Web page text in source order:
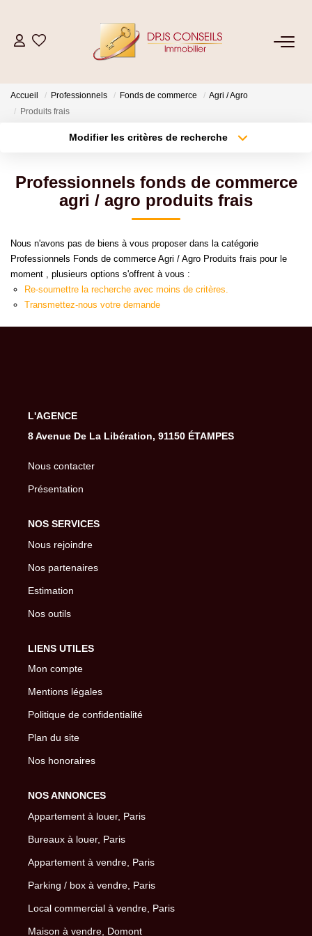
ESTIMER
VENDRE
GESTION LOCATIVE
Location De Votre Bien
Accueil Professionnels Fonds de commerce
Agri / Agro
Produits frais
Modifier les critères de recherche
Sélectionnez...
Type de bien
Surface min
Créer une alerte
Professionnels fonds de commerce
agri / agro produits frais
Nous n'avons pas de biens à vous proposer dans la catégorie
Professionnels Fonds de commerce Agri / Agro Produits frais pour le
moment , plusieurs options s'offrent à vous :
Re-soumettre la recherche avec moins de critères.
Transmettez-nous votre demande
L'AGENCE
8 Avenue De La Libération, 91150 ÉTAMPES
Nous contacter
Présentation
NOS SERVICES
Nous rejoindre
Nos partenaires
Estimation
Nos outils
LIENS UTILES
Mon compte
Mentions légales
Politique de confidentialité
Plan du site
Nos honoraires
NOS ANNONCES
Appartement à louer, Paris
Bureaux à louer, Paris
Appartement à vendre, Paris
Parking / box à vendre, Paris
Local commercial à vendre, Paris
Maison à vendre, Domont